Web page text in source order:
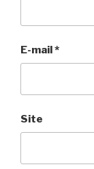
E-mail*
Site